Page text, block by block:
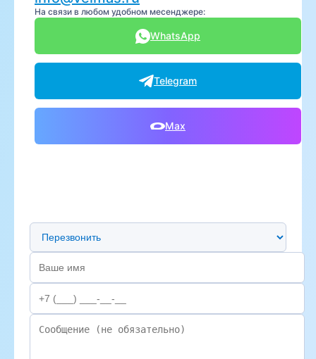
На связи в любом удобном месенджере:
WhatsApp
Telegram
Max
Предпочтительный способ связи